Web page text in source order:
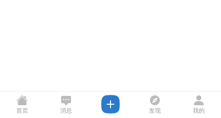
首页 消息 发现 我的